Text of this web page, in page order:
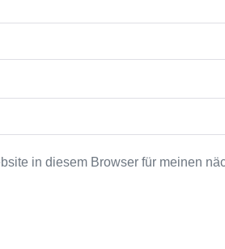
in diesem Browser für meinen